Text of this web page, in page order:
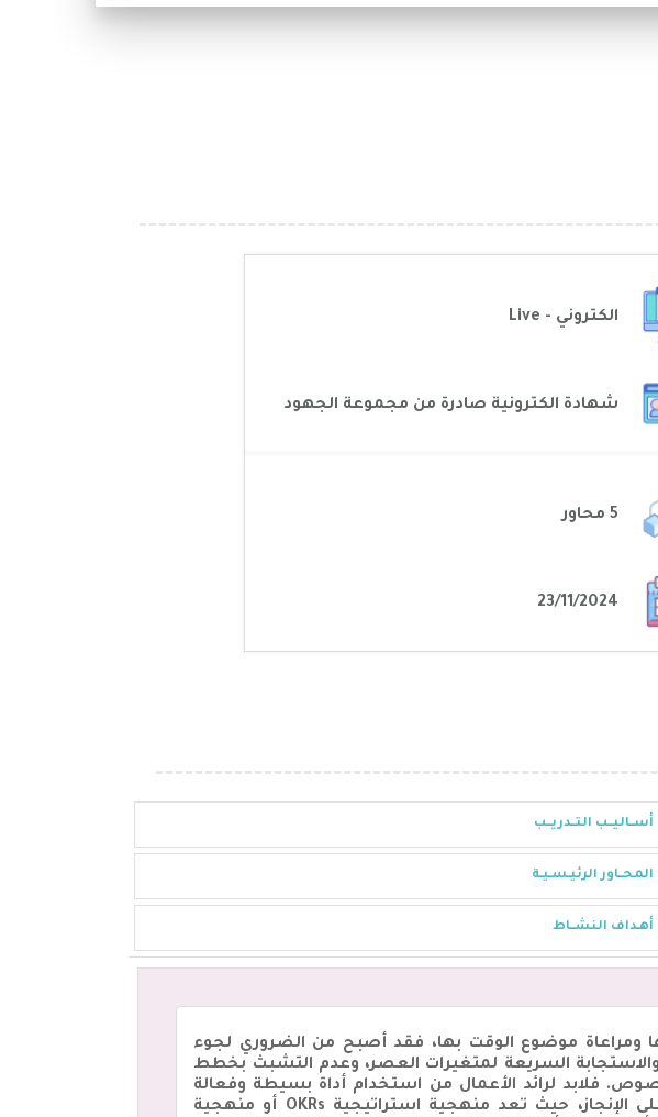
الكتروني - Live
شهادة الكترونية صادرة من مجموعة الجهود
أســاليــب التــدريــب
المحــاور الرئيـسـيـة
أهـداف النشــاط
ومراعاة موضوع الوقت بها، فقد أصبح من الضروري لجوء
السريعة لمتغيرات العصر، وعدم التشبث بخطط
فلابد لرائد الأعمال من استخدام أداة بسيطة وفعالة
ليتمكن من إدارة الفريق ومتابعته وقياس مدى تحقيقه للأهداف وتحفيزه على الإنجاز، حيث تعد منهجية استراتيجية OKRs أو منهجية